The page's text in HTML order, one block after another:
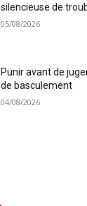
silencieuse de
05/08/2026
Punir avant de
de basculement
04/08/2026